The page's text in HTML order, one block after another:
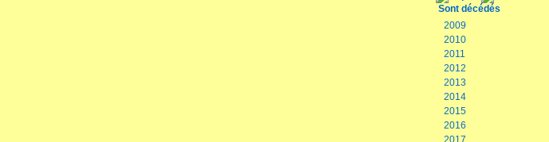
Sont décédés
2009
2010
2011
2012
2013
2014
2015
2016
2017